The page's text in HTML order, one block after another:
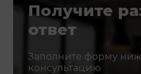
Получите
ответ
Заполните форму
консультацию